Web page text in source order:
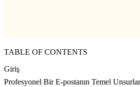
TABLE OF CONTENTS
Giriş
Profesyonel Bir E-postanın Temel